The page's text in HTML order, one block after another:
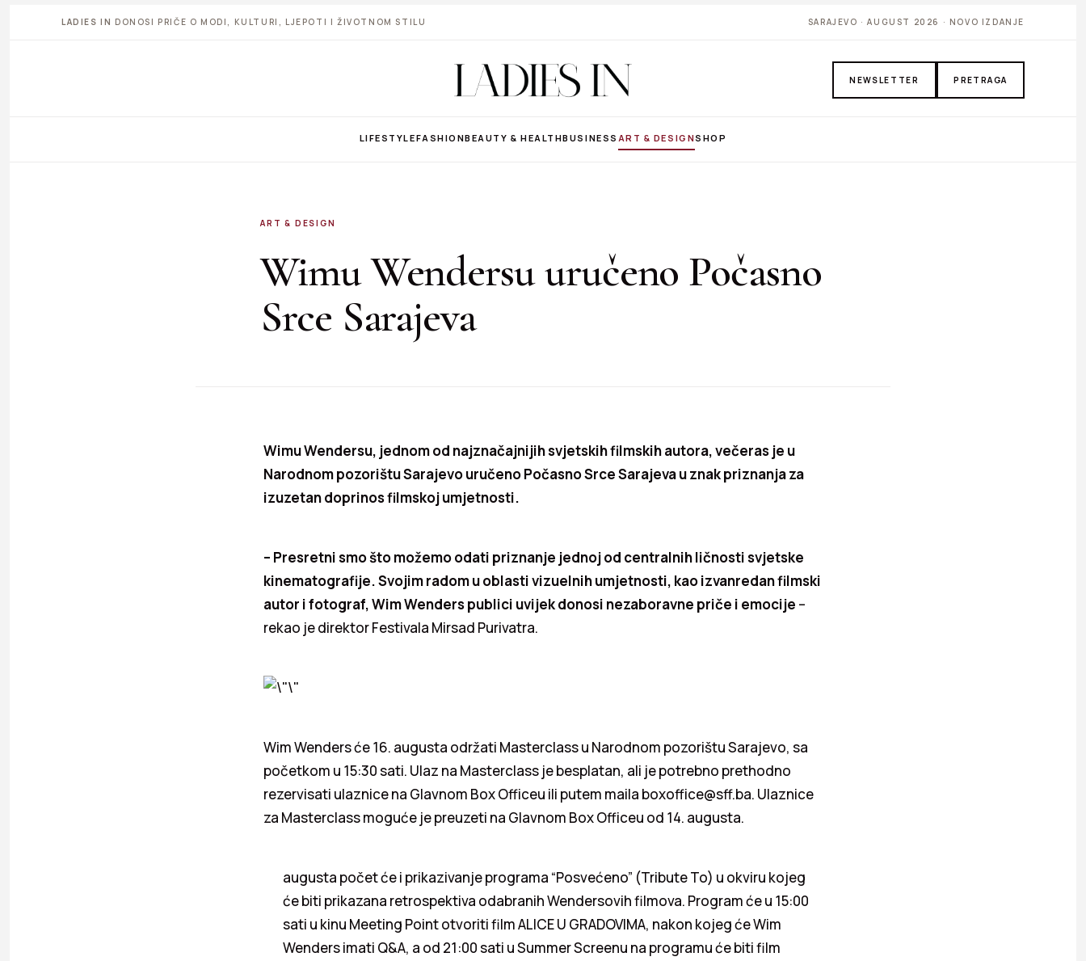
LADIES IN DONOSI PRIČE O MODI, KULTURI, LJEPOTI I ŽIVOTNOM STILU SARAJEVO · AUGUST 2026 · NOVO IZDANJE
NEWSLETTER PRETRAGA
LIFESTYLEFASHIONBEAUTY & HEALTHBUSINESS ART & DESIGNSHOP
ART & DESIGN
Wimu Wendersu uručeno Počasno
Srce Sarajeva
Wimu Wendersu, jednom od najznačajnijih svjetskih filmskih autora, večeras je u
Narodnom pozorištu Sarajevo uručeno Počasno Srce Sarajeva u znak priznanja za
izuzetan doprinos filmskoj umjetnosti.
– Presretni smo što možemo odati priznanje jednoj od centralnih ličnosti svjetske
kinematografije. Svojim radom u oblasti vizuelnih umjetnosti, kao izvanredan filmski
autor i fotograf, Wim Wenders publici uvijek donosi nezaboravne priče i emocije –
rekao je direktor Festivala Mirsad Purivatra.
Wim Wenders će 16. augusta održati Masterclass u Narodnom pozorištu Sarajevo, sa
početkom u 15:30 sati. Ulaz na Masterclass je besplatan, ali je potrebno prethodno
rezervisati ulaznice na Glavnom Box Officeu ili putem maila boxoffice@sff.ba. Ulaznice
za Masterclass moguće je preuzeti na Glavnom Box Officeu od 14. augusta.
augusta počet će i prikazivanje programa “Posvećeno” (Tribute To) u okviru kojeg
će biti prikazana retrospektiva odabranih Wendersovih filmova. Program će u 15:00
sati u kinu Meeting Point otvoriti film ALICE U GRADOVIMA, nakon kojeg će Wim
Wenders imati Q&A, a od 21:00 sati u Summer Screenu na programu će biti film